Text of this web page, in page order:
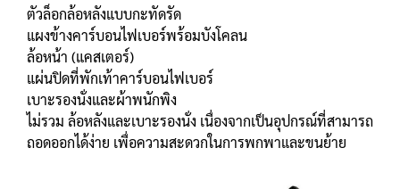
ตัวล็อกล้อหลังแบบกะทัดรัด
แผงข้างคาร์บอนไฟเบอร์พร้อมบังโคลน
ล้อหน้า (แคสเตอร์)
แผ่นปิดที่พักเท้าคาร์บอนไฟเบอร์
เบาะรองนั่งและผ้าพนักพิง
ไม่รวม ล้อหลังและเบาะรองนั่ง เนื่องจากเป็นอุปกรณ์ที่สามารถ
ถอดออกได้ง่าย เพื่อความสะดวกในการพกพาและขนย้าย